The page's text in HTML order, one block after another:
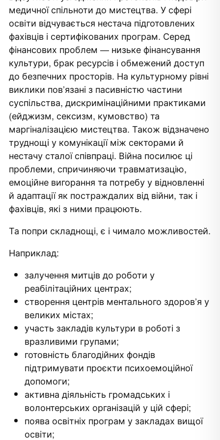
12:00–13:00 – Воркшоп 1, частина 1
“Мапування потреб і можливостей для
інтеграції мистецтва в сферу охорони
здоровʼя України”
13:00–14:00 – Обід
14:00–16:30 – Воркшоп 1, частина 2:
“Мапування потреб і можливостей для
інтеграції мистецтва в сферу охорони
здоровʼя України”
Фасилітаторка: Лєра Польська
(сертифікована арттерапевтка та тренерка з
психологічної стійкості для бізнесу та громад)
«Музей сучасного мистецтва»).
11:30–13:00 Воркшоп 2, частина 1: Розробка
дорожньої карти інтеграції мистецтва в
охорону здоров’я (робота в групах).
13:00–14:00 – Обід
14:00–16:00 – Воркшоп 2, частина 2: Розробка
дорожньої карти інтеграції мистецтва в
систему охорону здоров’я України
(презентації груп).
16:00–17:00 – Заключні слова та презентації
Фасилітаторка:Лєра Польська
(сертифікована арттерапевтка та тренерка з
психологічної стійкості для бізнесу та громад)
медичної спільноти до мистецтва. У сфері
освіти відчувається нестача підготовлених
фахівців і сертифікованих програм. Серед
фінансових проблем — низьке фінансування
культури, брак ресурсів і обмежений доступ
до безпечних просторів. На культурному рівні
виклики пов’язані з пасивністю частини
суспільства, дискримінаційними практиками
(ейджизм, сексизм, кумовство) та
маргіналізацією мистецтва. Також відзначено
труднощі у комунікації між секторами й
нестачу сталої співпраці. Війна посилює ці
проблеми, спричиняючи травматизацію,
емоційне вигорання та потребу у відновленні
й адаптації як постраждалих від війни, так і
фахівців, які з ними працюють.
Та попри складнощі, є і чимало можливостей.
Наприклад:
залучення митців до роботи у
реабілітаційних центрах;
створення центрів ментального здоров’я у
великих містах;
участь закладів культури в роботі з
вразливими групами;
готовність благодійних фондів
підтримувати проєкти психоемоційної
допомоги;
активна діяльність громадських і
волонтерських організацій у цій сфері;
поява освітніх програм у закладах вищої
освіти;